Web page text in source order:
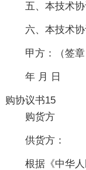
五、本技术
六、本技术
甲方：（签章
年 月 日
购协议书15
购货方
供货方：
根据《中华